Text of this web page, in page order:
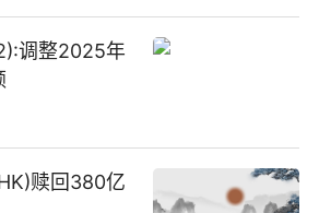
调整2025年
赎回380亿